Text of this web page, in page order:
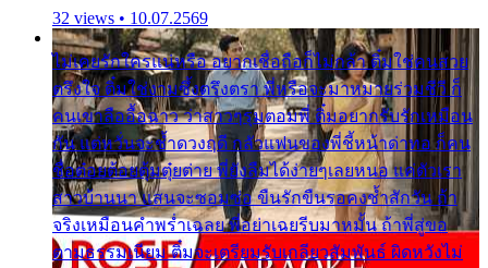
32 views • 10.07.2569
ไม่เคยรักใครแน่หรือ อยากเชื่อถือก็ไม่กล้า ติ๋มใช่คนสวย
ตรึงใจ ติ๋มใช่งามซึ้งตรึงตรา พี่หรือจะมาหมายร่วมชีวี ก็
คนเขาลืออื้อฉาว ว่าสาวๆรุมตอมพี่ ติ๋มอยากรับรักเหมือน
กัน แต่หวั่นจะช้ำดวงฤดี กลัวแฟนของพี่ชี้หน้าด่าทอ ก็คน
ชื่อต๋อยต้อยตุ้มตุ๋ยต่าย พี่ยังลืมได้ง่ายๆเลยหนอ แค่ตัวเรา
สาวบ้านนา แสนจะซอมซ่อ ขืนรักขืนรอคงช้ำสักวัน ถ้า
จริงเหมือนคำพร่ำเฉลย พี่อย่าเฉยรีบมาหมั้น ถ้าพี่สู่ขอ
ตามธรรมเนียม ติ๋มจะเตรียมรับเกลียวสัมพันธ์ ผิดหวังไม่